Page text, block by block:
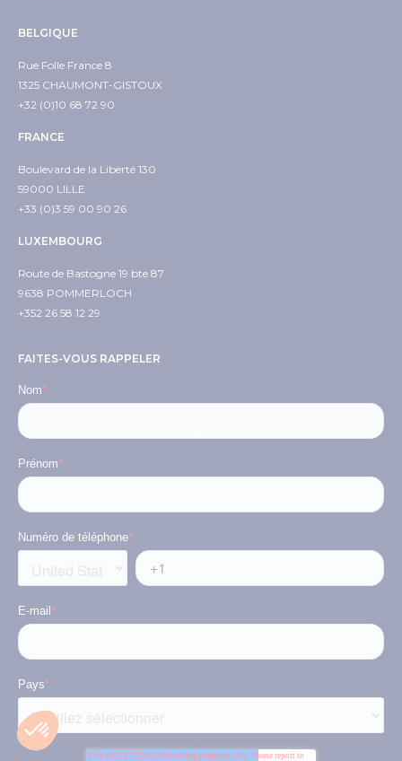
BELGIQUE
Rue Folle France 8
1325 CHAUMONT-GISTOUX
+32 (0)10 68 72 90
FRANCE
Boulevard de la Liberté 130
59000 LILLE
+33 (0)3 59 00 90 26
LUXEMBOURG
Route de Bastogne 19 bte 87
9638 POMMERLOCH
+352 26 58 12 29
FAITES-VOUS RAPPELER
Nom*
Prénom*
Numéro de téléphone*
E-mail *
Pays*